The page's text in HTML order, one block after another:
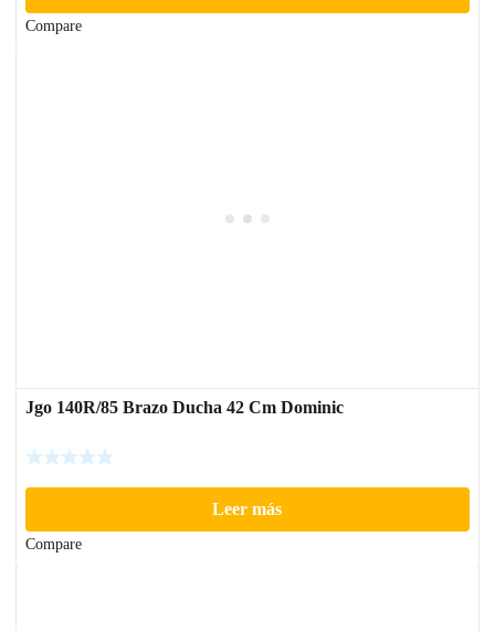
Compare
Jgo 140R/85 Brazo Ducha 42 Cm Dominic
Leer más
Compare